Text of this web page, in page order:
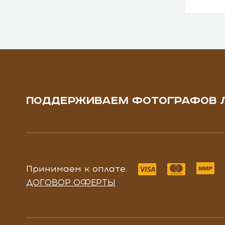
ПОДДЕРЖИВАЕМ ФОТОГРАФОВ
Принимаем к оплате:
ДОГОВОР ОФЕРТЫ